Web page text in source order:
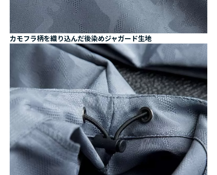
カモフラ柄を織り込んだ後染めジャガード生地